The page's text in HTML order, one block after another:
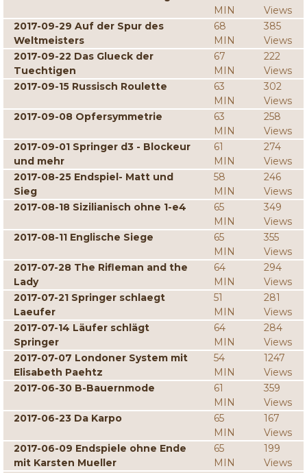
MIN
Views
2017-09-29 Auf der Spur des
Weltmeisters
68
MIN
385
Views
2017-09-22 Das Glueck der
Tuechtigen
67
MIN
222
Views
2017-09-15 Russisch Roulette
63
MIN
302
Views
2017-09-08 Opfersymmetrie
63
MIN
258
Views
2017-09-01 Springer d3 - Blockeur
und mehr
61
MIN
274
Views
2017-08-25 Endspiel- Matt und
Sieg
58
MIN
246
Views
2017-08-18 Sizilianisch ohne 1-e4
65
MIN
349
Views
2017-08-11 Englische Siege
65
MIN
355
Views
2017-07-28 The Rifleman and the
Lady
64
MIN
294
Views
2017-07-21 Springer schlaegt
Laeufer
51
MIN
281
Views
2017-07-14 Läufer schlägt
Springer
64
MIN
284
Views
2017-07-07 Londoner System mit
Elisabeth Paehtz
54
MIN
1247
Views
2017-06-30 B-Bauernmode
61
MIN
359
Views
2017-06-23 Da Karpo
65
MIN
167
Views
2017-06-09 Endspiele ohne Ende
mit Karsten Mueller
65
MIN
199
Views